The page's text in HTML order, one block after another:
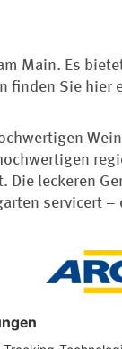
Main. Es
finden Sie hier
Die leckeren
servicert –
Sand",